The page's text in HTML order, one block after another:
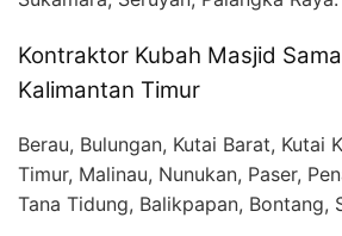
Kontraktor Kubah Masjid
Kalimantan Timur
Berau, Bulungan, Kutai Barat, Kutai
Timur, Malinau, Nunukan, Paser,
Tana Tidung, Balikpapan, Bontang,